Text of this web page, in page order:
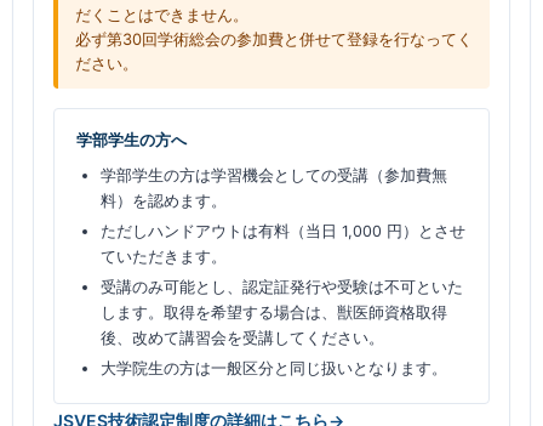
だくことはできません。
必ず第30回学術総会の参加費と併せて登録を行なってく
ださい。
学部学生の方へ
学部学生の方は学習機会としての受講（参加費無
料）を認めます。
ただしハンドアウトは有料（当日 1,000 円）とさせ
ていただきます。
受講のみ可能とし、認定証発行や受験は不可といた
します。取得を希望する場合は、獣医師資格取得
後、改めて講習会を受講してください。
大学院生の方は一般区分と同じ扱いとなります。
JSVES技術認定制度の詳細はこちら